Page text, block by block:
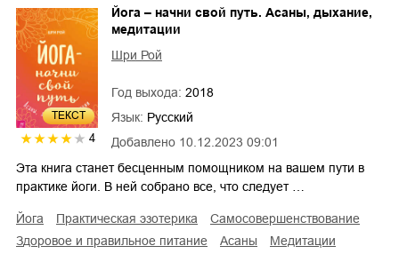
ТЕКСТ
4 Добавлено 10.12.2023 09:01
Йога – начни свой путь. Асаны, дыхание,
медитации
Шри Рой
Год выхода: 2018
Язык: Русский
Эта книга станет бесценным помощником на вашем пути в
практике йоги. В ней собрано все, что следует …
йога практическая эзотерика
самосовершенствование
здоровое и правильное питание
асаны
медитации